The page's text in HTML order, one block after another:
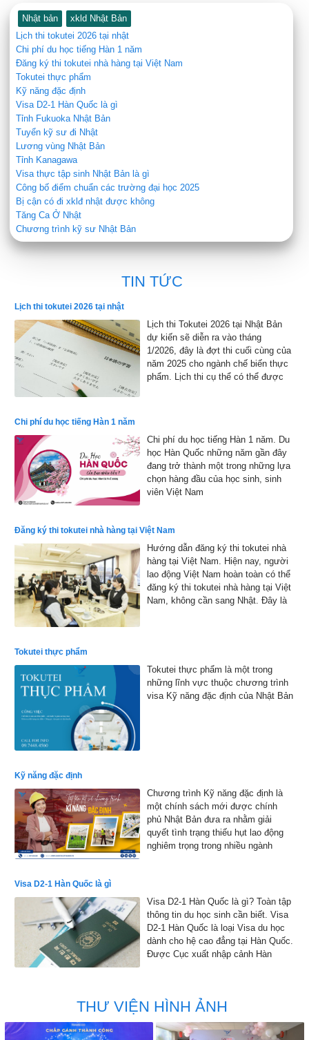
Nhật bản
xkld Nhật Bản
Lịch thi tokutei 2026 tại nhật
Chi phí du học tiếng Hàn 1 năm
Đăng ký thi tokutei nhà hàng tại Việt Nam
Tokutei thực phẩm
Kỹ năng đặc định
Visa D2-1 Hàn Quốc là gì
Tỉnh Fukuoka Nhật Bản
Tuyển kỹ sư đi Nhật
Lương vùng Nhật Bản
Tỉnh Kanagawa
Visa thực tập sinh Nhật Bản là gì
Công bố điểm chuẩn các trường đại học 2025
Bị cận có đi xklđ nhật được không
Tăng Ca Ở Nhật
Chương trình kỹ sư Nhật Bản
TIN TỨC
Lịch thi tokutei 2026 tại nhật
Lịch thi Tokutei 2026 tại Nhật Bản
dự kiến sẽ diễn ra vào tháng
1/2026, đây là đợt thi cuối cùng của
năm 2025 cho ngành chế biến thực
phẩm. Lịch thi cụ thể có thể được
2026
Chi phí du học tiếng Hàn 1 năm
Chi phí du học tiếng Hàn 1 năm. Du
học Hàn Quốc những năm gần đây
đang trở thành một trong những lựa
chọn hàng đầu của học sinh, sinh
viên Việt Nam
Đăng ký thi tokutei nhà hàng tại Việt Nam
Hướng dẫn đăng ký thi tokutei nhà
hàng tại Việt Nam. Hiện nay, người
lao động Việt Nam hoàn toàn có thể
đăng ký thi tokutei nhà hàng tại Việt
Nam, không cần sang Nhật. Đây là
Tokutei thực phẩm
Tokutei thực phẩm là một trong
những lĩnh vực thuộc chương trình
visa Kỹ năng đặc định của Nhật Bản
Kỹ năng đặc định
Chương trình Kỹ năng đặc định là
một chính sách mới được chính
phủ Nhật Bản đưa ra nhằm giải
quyết tình trạng thiếu hụt lao động
nghiêm trọng trong nhiều ngành
Visa D2-1 Hàn Quốc là gì
Visa D2-1 Hàn Quốc là gì? Toàn tập
thông tin du học sinh cần biết. Visa
D2-1 Hàn Quốc là loại Visa du học
dành cho hệ cao đẳng tại Hàn Quốc.
Được Cục xuất nhập cảnh Hàn
THƯ VIỆN HÌNH ẢNH